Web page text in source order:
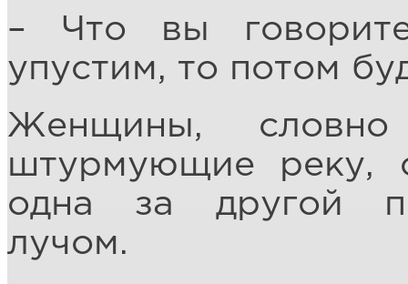
– Что вы
упустим, то потом
Женщины,
штурмующие реку,
одна за другой
лучом.